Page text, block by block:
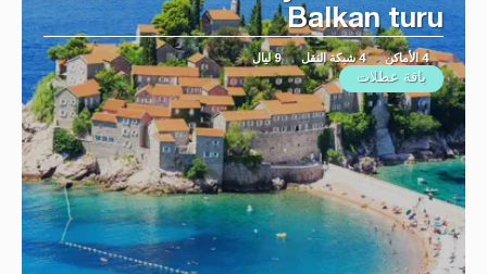
Balkan turu
4 الأماكن 4 شبكة النقل 9 ليال
باقة عطلات